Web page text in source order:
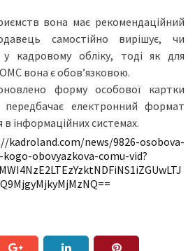
вона має рекомендаційний
самостійно вирішує, чи
у кадровому обліку, тоді як для
вона є обов’язковою.
форму особової картки
електронний формат
в інформаційних системах.
kadroland.com/news/9826-osobova-
obovyazkova-comu-vid?